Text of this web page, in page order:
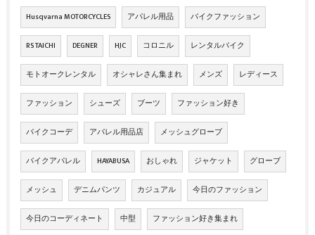
Husqvarna MOTORCYCLES アパレル用品 バイクファッション
RS TAICHI DEGNER HJC コロニル レンタルバイク
モトオークレンタル オシャレさん集まれ メンズ レディース
ファッション シューズ ブーツ ファッション好き
バイクコーデ アパレル用品店 メッシュグローブ
バイクアパレル HAYABUSA おしゃれ ジャケット グローブ
メッシュ デニムパンツ カジュアル 今日のファッション
今日のコーディネート 中型 ファッション好き集まれ